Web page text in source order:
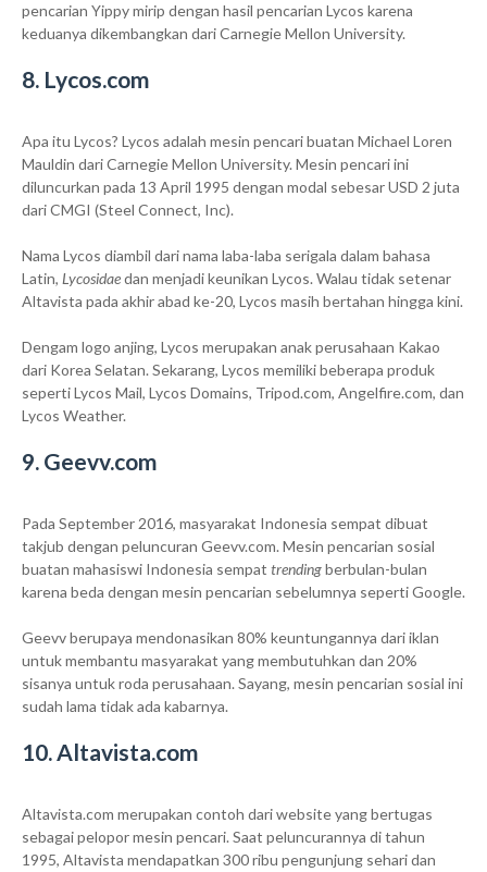
pencarian Yippy mirip dengan hasil pencarian Lycos karena
keduanya dikembangkan dari Carnegie Mellon University.
8. Lycos.com
Apa itu Lycos? Lycos adalah mesin pencari buatan Michael Loren
Mauldin dari Carnegie Mellon University. Mesin pencari ini
diluncurkan pada 13 April 1995 dengan modal sebesar USD 2 juta
dari CMGI (Steel Connect, Inc).
Nama Lycos diambil dari nama laba-laba serigala dalam bahasa
Latin, Lycosidaedan menjadi keunikan Lycos. Walau tidak setenar
Altavista pada akhir abad ke-20, Lycos masih bertahan hingga kini.
Dengam logo anjing, Lycos merupakan anak perusahaan Kakao
dari Korea Selatan. Sekarang, Lycos memiliki beberapa produk
seperti Lycos Mail, Lycos Domains, Tripod.com, Angelfire.com, dan
Lycos Weather.
9. Geevv.com
Pada September 2016, masyarakat Indonesia sempat dibuat
takjub dengan peluncuran Geevv.com. Mesin pencarian sosial
buatan mahasiswi Indonesia sempat trendingberbulan-bulan
karena beda dengan mesin pencarian sebelumnya seperti Google.
Geevv berupaya mendonasikan 80% keuntungannya dari iklan
untuk membantu masyarakat yang membutuhkan dan 20%
sisanya untuk roda perusahaan. Sayang, mesin pencarian sosial ini
sudah lama tidak ada kabarnya.
10. Altavista.com
Altavista.com merupakan contoh dari website yang bertugas
sebagai pelopor mesin pencari. Saat peluncurannya di tahun
1995, Altavista mendapatkan 300 ribu pengunjung sehari dan